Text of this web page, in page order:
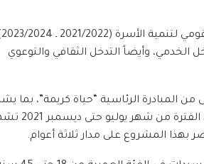
وعرضت
وأيضاً التدخل الثقافي والتوعوي
من المبادرة الرئاسية “حياة كريمة”، بما
نحو 1520 قرية على مستوى 52 مركزاً في 20 محافظة، بالوجهين القبلي